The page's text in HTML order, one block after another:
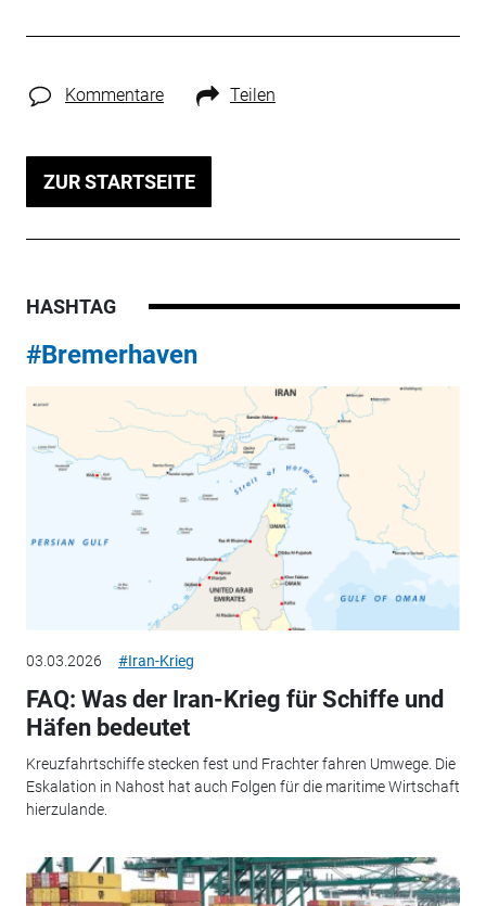
Kommentare Teilen
ZUR STARTSEITE
HASHTAG
#Bremerhaven
03.03.2026 #Iran-Krieg
FAQ: Was der Iran-Krieg für Schiffe und
Häfen bedeutet
Kreuzfahrtschiffe stecken fest und Frachter fahren Umwege. Die
Eskalation in Nahost hat auch Folgen für die maritime Wirtschaft
hierzulande.